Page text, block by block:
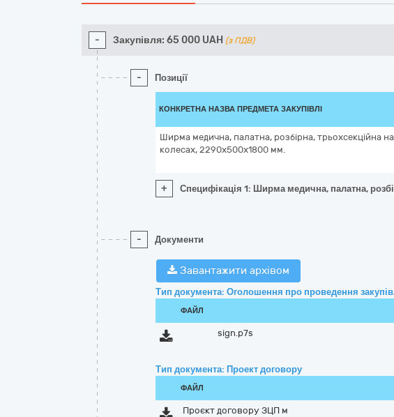
- Закупівля: 65 000 UAH (з ПДВ)
- Позиції
КОНКРЕТНА НАЗВА ПРЕДМЕТА ЗАКУПІВЛІ
Ширма медична, палатна, розбірна, трьохсекційна на
колесах, 2290х500х1800 мм.
+ Специфікація 1: Ширма медична, палатна,
- Документи
Завантажити архівом
Тип документа: Оголошення про проведення
ФАЙЛ
sign.p7s
Тип документа: Проект договору
ФАЙЛ
Проєкт договору ЗЦП м